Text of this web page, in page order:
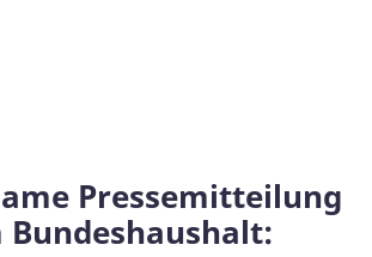
Pressemitteilung
Bundeshaushalt: